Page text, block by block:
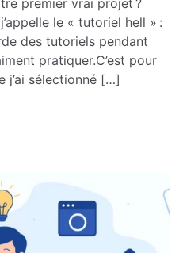
premier vrai projet ?
le « tutoriel hell » :
des tutoriels pendant
pratiquer.C’est pour
j’ai sélectionné […]